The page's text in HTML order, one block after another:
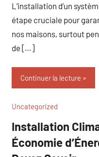
L’installation d’un
étape cruciale pour
nos maisons, surtout
de […]
Continuer la lecture
Uncategorized
Installation
Économie